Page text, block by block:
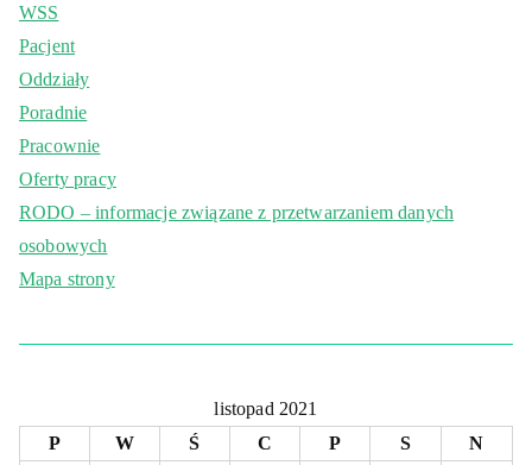
WSS
Pacjent
Oddziały
Poradnie
Pracownie
Oferty pracy
RODO – informacje związane z przetwarzaniem danych
osobowych
Mapa strony
listopad 2021
P
W Ś C P S
N